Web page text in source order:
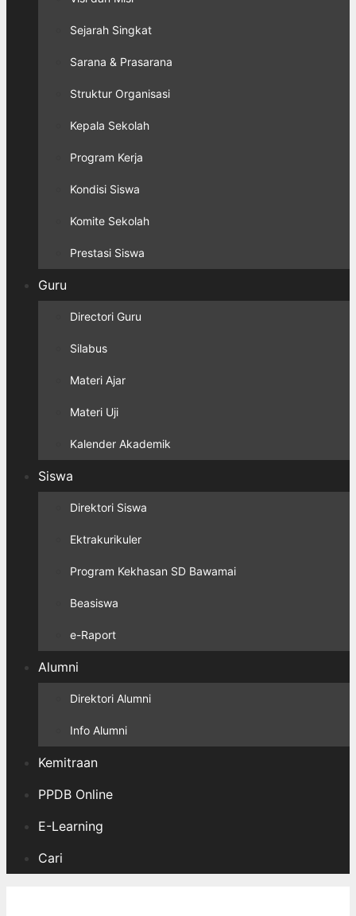
Sejarah Singkat
Sarana & Prasarana
Struktur Organisasi
Kepala Sekolah
Program Kerja
Kondisi Siswa
Komite Sekolah
Prestasi Siswa
Guru
Directori Guru
Silabus
Materi Ajar
Materi Uji
Kalender Akademik
Siswa
Direktori Siswa
Ektrakurikuler
Program Kekhasan SD Bawamai
Beasiswa
e-Raport
Alumni
Direktori Alumni
Info Alumni
Kemitraan
PPDB Online
E-Learning
Cari